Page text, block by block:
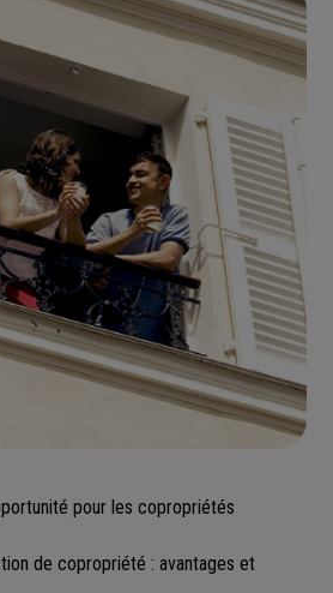
pour les copropriétés
de copropriété : avantages et